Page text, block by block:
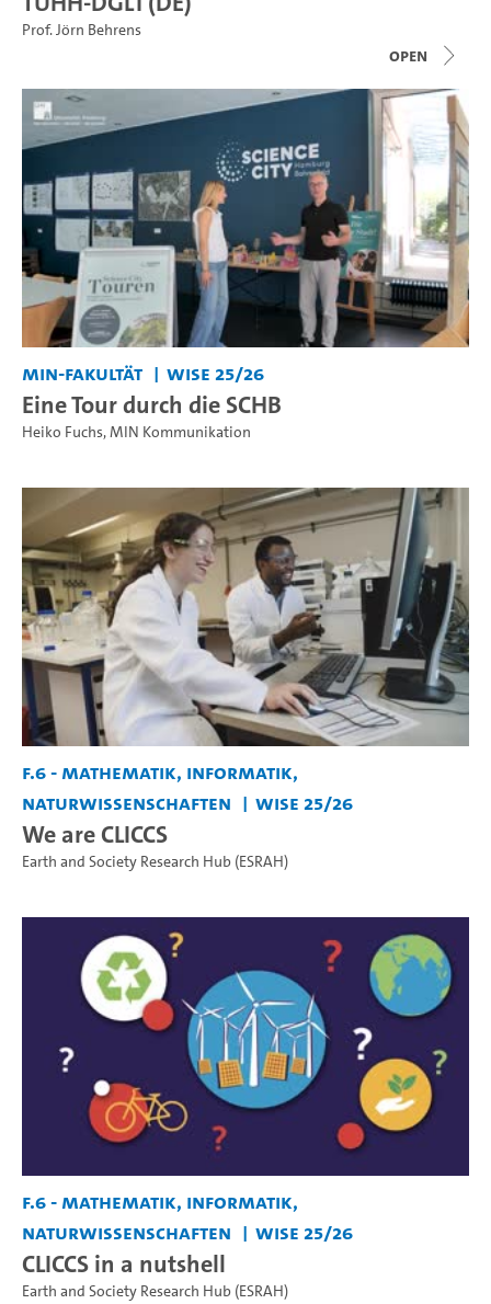
Prof. Jörn Behrens
open
MIN-Fakultät WiSe 25/26
Eine Tour durch die SCHB
Heiko Fuchs,MIN Kommunikation
F.6 - Mathematik, Informatik,
Naturwissenschaften
WiSe 25/26
We are CLICCS
Earth and Society Research Hub (ESRAH)
F.6 - Mathematik, Informatik,
Naturwissenschaften
WiSe 25/26
CLICCS in a nutshell
Earth and Society Research Hub (ESRAH)